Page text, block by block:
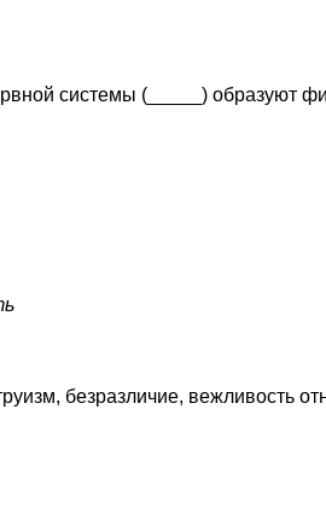
системы (_____) образуют
безразличие, вежливость